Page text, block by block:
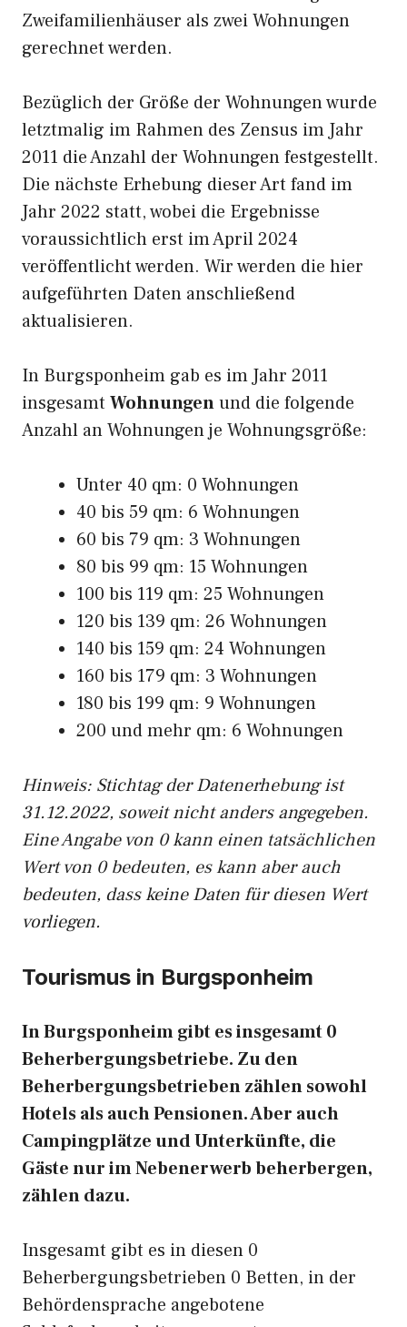
Zweifamilienhäuser als zwei Wohnungen
gerechnet werden.
Bezüglich der Größe der Wohnungen wurde
letztmalig im Rahmen des Zensus im Jahr
2011 die Anzahl der Wohnungen festgestellt.
Die nächste Erhebung dieser Art fand im
Jahr 2022 statt, wobei die Ergebnisse
voraussichtlich erst im April 2024
veröffentlicht werden. Wir werden die hier
aufgeführten Daten anschließend
aktualisieren.
In Burgsponheim gab es im Jahr 2011
insgesamt Wohnungenund die folgende
Anzahl an Wohnungen je Wohnungsgröße:
Unter 40 qm: 0 Wohnungen
40 bis 59 qm: 6 Wohnungen
60 bis 79 qm: 3 Wohnungen
80 bis 99 qm: 15 Wohnungen
100 bis 119 qm: 25 Wohnungen
120 bis 139 qm: 26 Wohnungen
140 bis 159 qm: 24 Wohnungen
160 bis 179 qm: 3 Wohnungen
180 bis 199 qm: 9 Wohnungen
200 und mehr qm: 6 Wohnungen
Hinweis: Stichtag der Datenerhebung ist
31.12.2022, soweit nicht anders angegeben.
Eine Angabe von 0 kann einen tatsächlichen
Wert von 0 bedeuten, es kann aber auch
bedeuten, dass keine Daten für diesen Wert
vorliegen.
Tourismus in Burgsponheim
In Burgsponheim gibt es insgesamt 0
Beherbergungsbetriebe. Zu den
Beherbergungsbetrieben zählen sowohl
Hotels als auch Pensionen. Aber auch
Campingplätze und Unterkünfte, die
Gäste nur im Nebenerwerb beherbergen,
zählen dazu.
Insgesamt gibt es in diesen 0
Beherbergungsbetrieben 0 Betten, in der
Behördensprache angebotene